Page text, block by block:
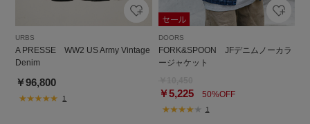
URBS
A PRESSE WW2 US Army Vintage
Denim
￥96,800
1
DOORS
FORK&SPOON JFデニムノーカラ
ージャケット
￥5,22550%OFF
1